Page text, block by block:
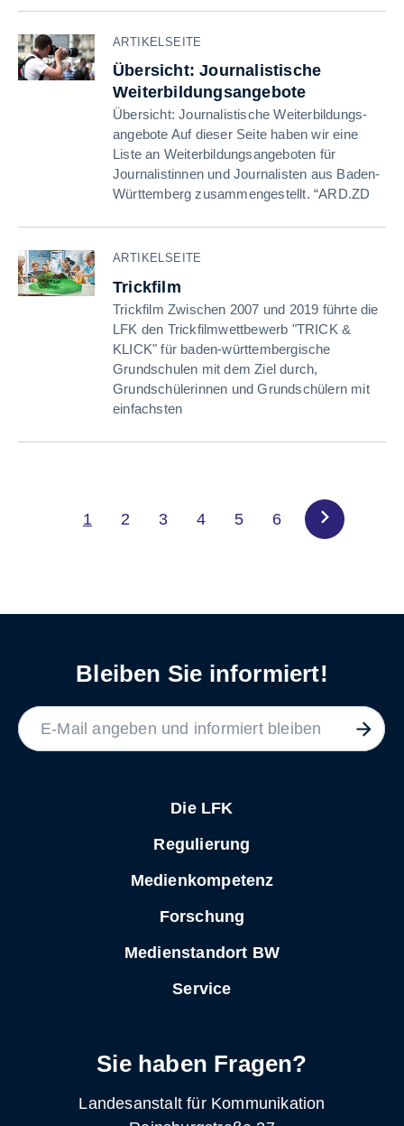
ARTIKELSEITE
Übersicht: Journalistische
Weiterbildungsangebote
Übersicht: Journalistische Weiterbildungs­
angebote Auf dieser Seite haben wir eine
Liste an Weiterbildungsangeboten für
Journalistinnen und Journalisten aus Baden-
Württemberg zusammengestellt. “ARD.ZD
ARTIKELSEITE
Trickfilm
Trickfilm Zwischen 2007 und 2019 führte die
LFK den Trickfilmwettbewerb "TRICK &
KLICK" für baden-württembergische
Grundschulen mit dem Ziel durch,
Grundschülerinnen und Grundschülern mit
einfachsten
1 2 3 4 5 6
Bleiben Sie informiert!
Die LFK
Regulierung
Medienkompetenz
Forschung
Medienstandort BW
Service
Sie haben Fragen?
Landesanstalt für Kommunikation